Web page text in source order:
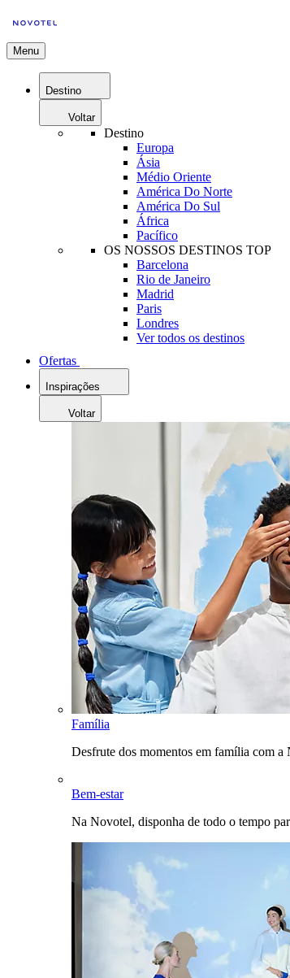
Menu
Destino
Voltar
Destino
Europa
Ásia
Médio Oriente
América Do Norte
América Do Sul
África
Pacífico
OS NOSSOS DESTINOS TOP
Barcelona
Rio de Janeiro
Madrid
Paris
Londres
Ver todos os destinos
Ofertas
Inspirações
Voltar
Família
Desfrute dos momentos em família com a
Bem-estar
Na Novotel, disponha de todo o tempo